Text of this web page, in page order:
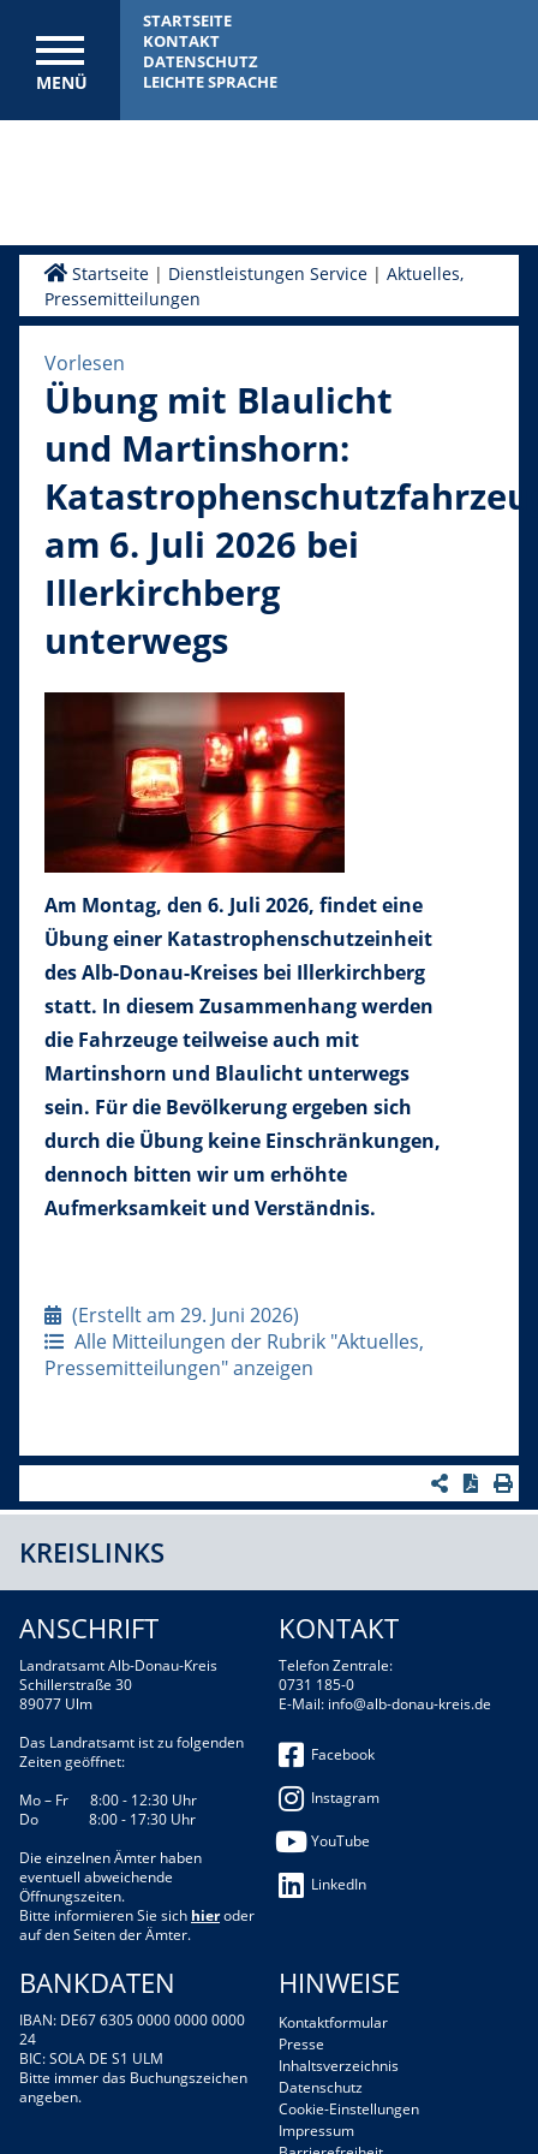
MENÜ
STARTSEITE
KONTAKT
DATENSCHUTZ
LEICHTE SPRACHE
Startseite| Dienstleistungen Service| Aktuelles,
Pressemitteilungen
Vorlesen
Übung mit Blaulicht
und Martinshorn:
am 6. Juli 2026 bei
Illerkirchberg
unterwegs
Am Montag, den 6. Juli 2026, findet eine
Übung einer Katastrophenschutzeinheit
des Alb-Donau-Kreises bei Illerkirchberg
statt. In diesem Zusammenhang werden
die Fahrzeuge teilweise auch mit
Martinshorn und Blaulicht unterwegs
sein. Für die Bevölkerung ergeben sich
durch die Übung keine Einschränkungen,
dennoch bitten wir um erhöhte
Aufmerksamkeit und Verständnis.
(Erstellt am 29. Juni 2026)
Alle Mitteilungen der Rubrik "Aktuelles,
Pressemitteilungen" anzeigen
KREISLINKS
ANSCHRIFT
Landratsamt Alb-Donau-Kreis
Schillerstraße 30
89077 Ulm
Das Landratsamt ist zu folgenden
Zeiten geöffnet:
Mo – Fr 8:00 - 12:30 Uhr
Do 8:00 - 17:30 Uhr
Die einzelnen Ämter haben
eventuell abweichende
Öffnungszeiten.
Bitte informieren Sie sich hieroder
auf den Seiten der Ämter.
KONTAKT
Telefon Zentrale:
0731 185-0
E-Mail: info@alb-donau-kreis.de
Facebook
Instagram
YouTube
LinkedIn
BANKDATEN
IBAN: DE67 6305 0000 0000 0000
24
BIC: SOLA DE S1 ULM
Bitte immer das Buchungszeichen
angeben.
HINWEISE
Kontaktformular
Presse
Inhaltsverzeichnis
Datenschutz
Cookie-Einstellungen
Impressum